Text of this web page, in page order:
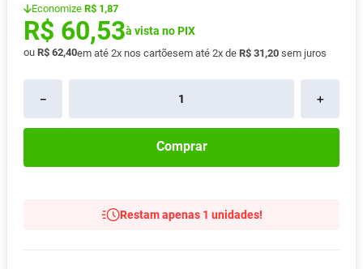
Economize R$ 1,87
R$ 60,53à vista no PIX
ou R$ 62,40em até 2x nos cartõesem até 2x de R$ 31 ,20 sem juros
＋
－
Comprar
Restam apenas 1 unidades!
10 Vitamina D